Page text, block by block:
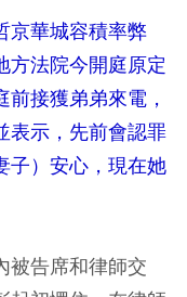
京華城容積率弊
方法院今開庭原定
接獲弟弟來電，
表示，先前會認罪
子）安心，現在她
被告席和律師交